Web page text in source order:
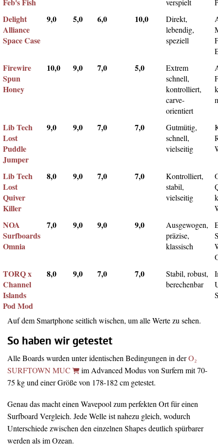
verspielt
Delight
Alliance
Space Case
9,0 5,0 6,0 10,0
Direkt,
lebendig,
speziell
Firewire
Spun
Honey
10,0 9,0 7,0 5,0
Extrem
schnell,
kontrolliert,
carve-
orientiert
Lib Tech
Lost
Puddle
Jumper
9,0 9,0 7,0 7,0
Gutmütig,
schnell,
vielseitig
Lib Tech
Lost
Quiver
Killer
8,0 9,0 7,0 7,0
Kontrolliert,
stabil,
vielseitig
NOA
Surfboards
Omnia
7,0 9,0 9,0 9,0
Ausgewogen,
präzise,
klassisch
TORQ x
Channel
Islands
Pod Mod
8,0 9,0 7,0 7,0
Stabil, robust,
berechenbar
Auf dem Smartphone seitlich wischen, um alle Werte zu sehen.
So haben wir getestet
Alle Boards wurden unter identischen Bedingungen in derO₂
SURFTOWN MUC
im Advanced Modus von Surfern mit 70-
75 kg und einer Größe von 178-182 cm getestet.
Genau das macht einen Wavepool zum perfekten Ort für einen
Surfboard Vergleich. Jede Welle ist nahezu gleich, wodurch
Unterschiede zwischen den einzelnen Shapes deutlich spürbarer
werden als im Ozean.